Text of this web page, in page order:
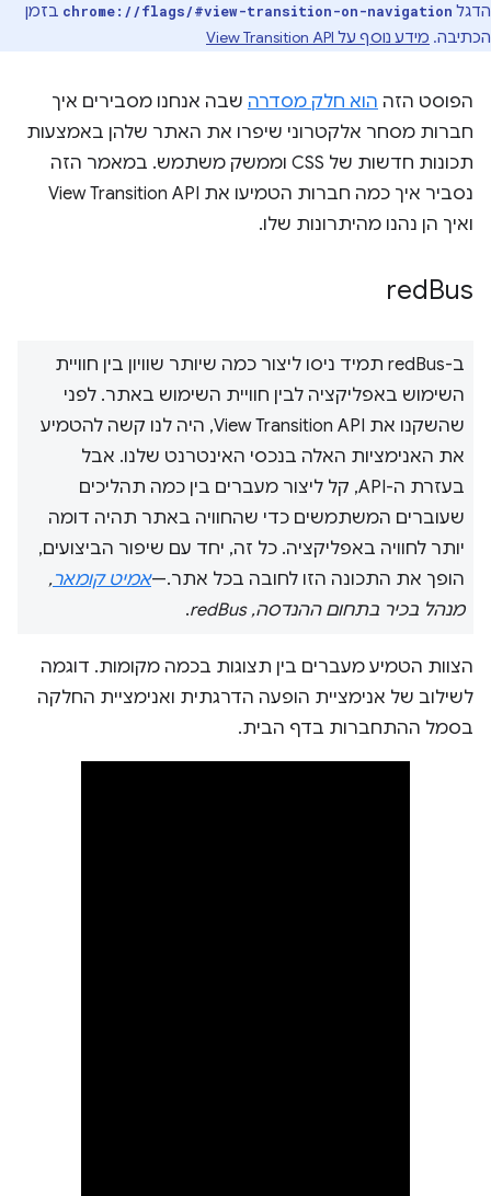
הדגל chrome://flags/#view-transition-on-navigation בזמן
הכתיבה. מידע נוסף על View Transition API
הפוסט הזה הוא חלק מסדרה שבה אנחנו מסבירים איך
חברות מסחר אלקטרוני שיפרו את האתר שלהן באמצעות
תכונות חדשות של CSS וממשק משתמש. במאמר הזה
נסביר איך כמה חברות הטמיעו את View Transition API
ואיך הן נהנו מהיתרונות שלו.
redBus
ב-redBus תמיד ניסו ליצור כמה שיותר שוויון בין חוויית
השימוש באפליקציה לבין חוויית השימוש באתר. לפני
שהשקנו את View Transition API, היה לנו קשה להטמיע
את האנימציות האלה בנכסי האינטרנט שלנו. אבל
בעזרת ה-API, קל ליצור מעברים בין כמה תהליכים
שעוברים המשתמשים כדי שהחוויה באתר תהיה דומה
יותר לחוויה באפליקציה. כל זה, יחד עם שיפור הביצועים,
הופך את התכונה הזו לחובה בכל אתר.—אמיט קומאר,
מנהל בכיר בתחום ההנדסה, redBus
.
הצוות הטמיע מעברים בין תצוגות בכמה מקומות. דוגמה
לשילוב של אנימציית הופעה הדרגתית ואנימציית החלקה
בסמל ההתחברות בדף הבית.